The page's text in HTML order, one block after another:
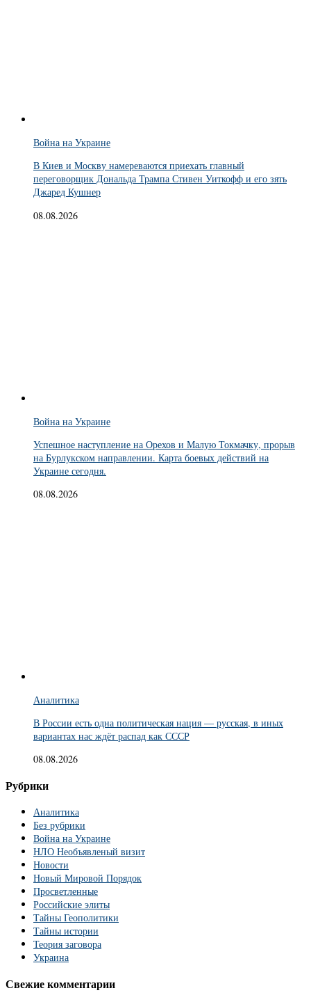
Война на Украине
В Киев и Москву намереваются приехать главный
переговорщик Дональда Трампа Стивен Уиткофф и его зять
Джаред Кушнер
08.08.2026
Война на Украине
Успешное наступление на Орехов и Малую Токмачку, прорыв
на Бурлукском направлении. Карта боевых действий на
Украине сегодня.
08.08.2026
Аналитика
В России есть одна политическая нация — русская, в иных
вариантах нас ждёт распад как СССР
08.08.2026
Рубрики
Аналитика
Без рубрики
Война на Украине
НЛО Необъявленый визит
Новости
Новый Мировой Порядок
Просветленные
Российские элиты
Тайны Геополитики
Тайны истории
Теория заговора
Украина
Свежие комментарии